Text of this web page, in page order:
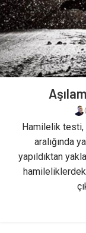
Hamilelik testi,
aralığında
yapıldıktan